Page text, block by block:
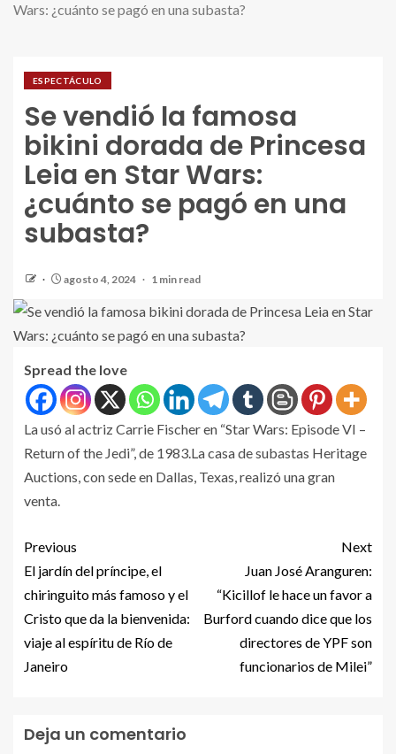
Wars: ¿cuánto se pagó en una subasta?
ESPECTÁCULO
Se vendió la famosa
bikini dorada de Princesa
Leia en Star Wars:
¿cuánto se pagó en una
subasta?
agosto 4, 2024 1 min read
Spread the love
La usó al actriz Carrie Fischer en “Star Wars: Episode VI –
Return of the Jedi”, de 1983.La casa de subastas Heritage
Auctions, con sede en Dallas, Texas, realizó una gran
venta.
Previous
El jardín del príncipe, el
chiringuito más famoso y el
Cristo que da la bienvenida:
viaje al espíritu de Río de
Janeiro
Next
Juan José Aranguren:
“Kicillof le hace un favor a
Burford cuando dice que los
directores de YPF son
funcionarios de Milei”
Deja un comentario